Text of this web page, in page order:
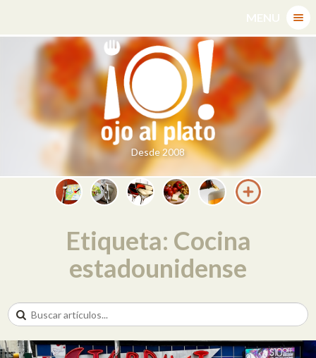
content
MENU
Desde 2008
Etiqueta: Cocina
estadounidense